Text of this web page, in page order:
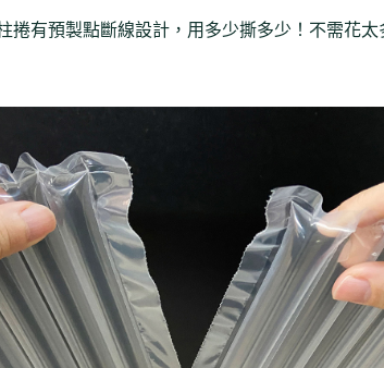
有預製點斷線設計，用多少撕多少！不需花太